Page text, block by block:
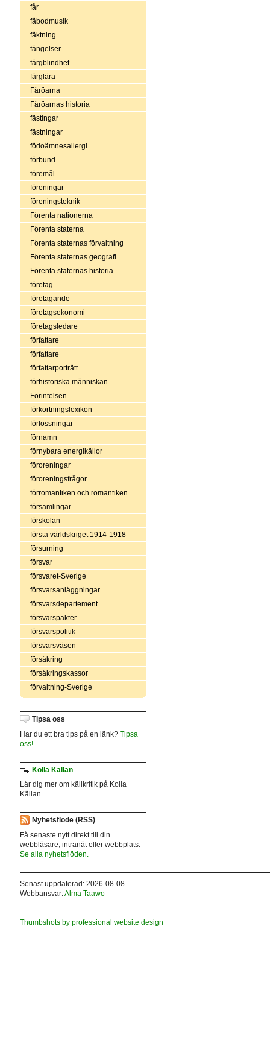
får
fäbodmusik
fäktning
fängelser
färgblindhet
färglära
Färöarna
Färöarnas historia
fästingar
fästningar
födoämnesallergi
förbund
föremål
föreningar
föreningsteknik
Förenta nationerna
Förenta staterna
Förenta staternas förvaltning
Förenta staternas geografi
Förenta staternas historia
företag
företagande
företagsekonomi
företagsledare
författare
författare
författarporträtt
förhistoriska människan
Förintelsen
förkortningslexikon
förlossningar
förnamn
förnybara energikällor
föroreningar
föroreningsfrågor
förromantiken och romantiken
församlingar
förskolan
första världskriget 1914-1918
försurning
försvar
försvaret-Sverige
försvarsanläggningar
försvarsdepartement
försvarspakter
försvarspolitik
försvarsväsen
försäkring
försäkringskassor
förvaltning-Sverige
Tipsa oss
Har du ett bra tips på en länk? Tipsa
oss!
Kolla Källan
Lär dig mer om källkritik på Kolla
Källan
Nyhetsflöde (RSS)
Få senaste nytt direkt till din
webbläsare, intranät eller webbplats.
Se alla nyhetsflöden.
Senast uppdaterad: 2026-08-08
Webbansvar:Alma Taawo
Thumbshots by professional website design